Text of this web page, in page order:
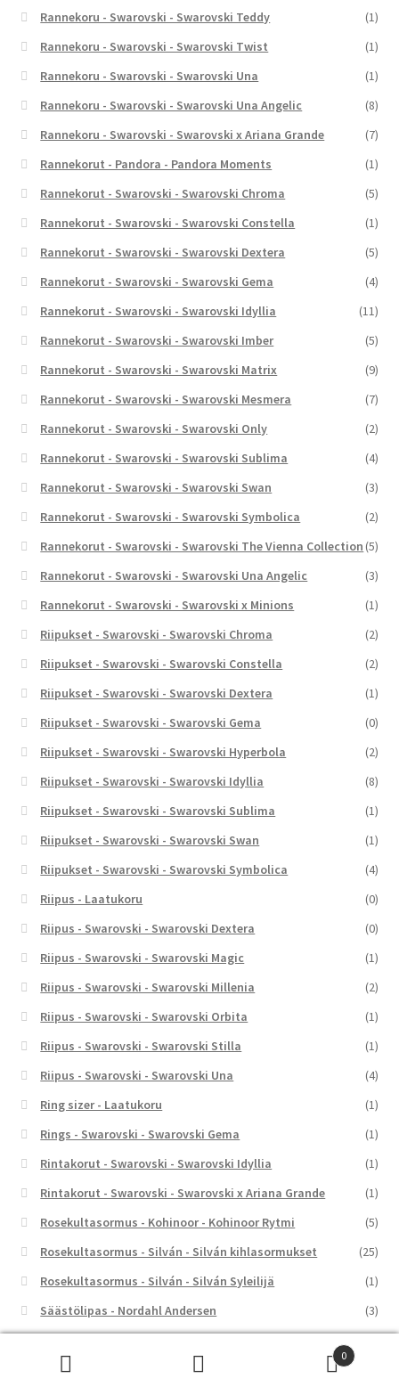
Rannekoru - Swarovski - Swarovski Teddy
(1)
Rannekoru - Swarovski - Swarovski Twist
(1)
Rannekoru - Swarovski - Swarovski Una
(1)
Rannekoru - Swarovski - Swarovski Una Angelic
(8)
Rannekoru - Swarovski - Swarovski x Ariana Grande
(7)
Rannekorut - Pandora - Pandora Moments
(1)
Rannekorut - Swarovski - Swarovski Chroma
(5)
Rannekorut - Swarovski - Swarovski Constella
(1)
Rannekorut - Swarovski - Swarovski Dextera
(5)
Rannekorut - Swarovski - Swarovski Gema
(4)
Rannekorut - Swarovski - Swarovski Idyllia
(11)
Rannekorut - Swarovski - Swarovski Imber
(5)
Rannekorut - Swarovski - Swarovski Matrix
(9)
Rannekorut - Swarovski - Swarovski Mesmera
(7)
Rannekorut - Swarovski - Swarovski Only
(2)
Rannekorut - Swarovski - Swarovski Sublima
(4)
Rannekorut - Swarovski - Swarovski Swan
(3)
Rannekorut - Swarovski - Swarovski Symbolica
(2)
Rannekorut - Swarovski - Swarovski The Vienna Collection (5)
Rannekorut - Swarovski - Swarovski Una Angelic
(3)
Rannekorut - Swarovski - Swarovski x Minions
(1)
Riipukset - Swarovski - Swarovski Chroma
(2)
Riipukset - Swarovski - Swarovski Constella
(2)
Riipukset - Swarovski - Swarovski Dextera
(1)
Riipukset - Swarovski - Swarovski Gema
(0)
Riipukset - Swarovski - Swarovski Hyperbola
(2)
Riipukset - Swarovski - Swarovski Idyllia
(8)
Riipukset - Swarovski - Swarovski Sublima
(1)
Riipukset - Swarovski - Swarovski Swan
(1)
Riipukset - Swarovski - Swarovski Symbolica
(4)
Riipus - Laatukoru
(0)
Riipus - Swarovski - Swarovski Dextera
(0)
Riipus - Swarovski - Swarovski Magic
(1)
Riipus - Swarovski - Swarovski Millenia
(2)
Riipus - Swarovski - Swarovski Orbita
(1)
Riipus - Swarovski - Swarovski Stilla
(1)
Riipus - Swarovski - Swarovski Una
(4)
Ring sizer - Laatukoru
(1)
Rings - Swarovski - Swarovski Gema
(1)
Rintakorut - Swarovski - Swarovski Idyllia
(1)
Rintakorut - Swarovski - Swarovski x Ariana Grande
(1)
Rosekultasormus - Kohinoor - Kohinoor Rytmi
(5)
Rosekultasormus - Silván - Silván kihlasormukset
(25)
Rosekultasormus - Silván - Silván Syleilijä
(1)
Säästölipas - Nordahl Andersen
(3)
Seinäkello - Rhythm
0